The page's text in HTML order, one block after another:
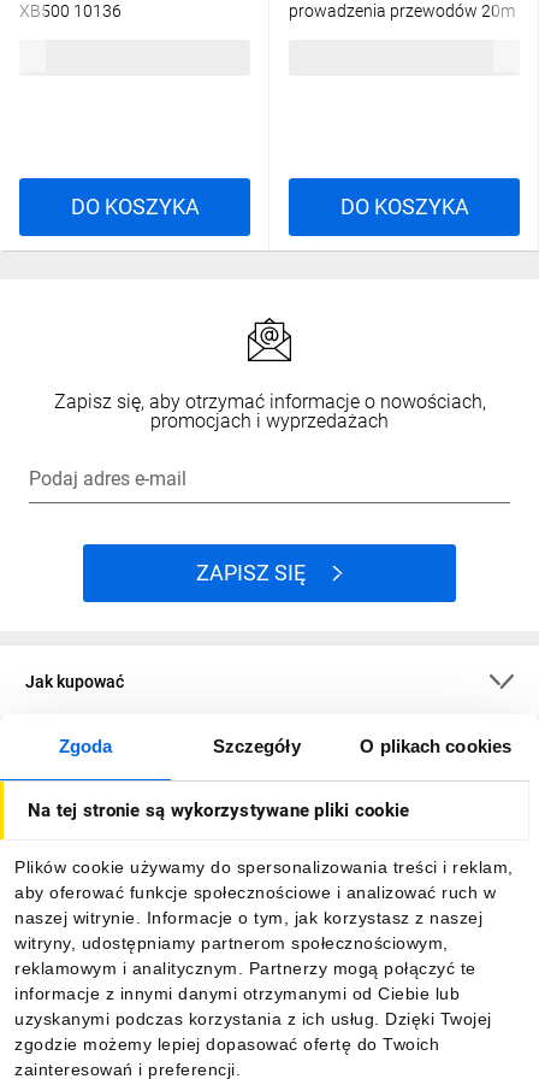
Zgoda Szczegóły O plikach cookies
Na tej stronie są wykorzystywane pliki cookie
Plików cookie używamy do spersonalizowania treści i reklam,
aby oferować funkcje społecznościowe i analizować ruch w
naszej witrynie. Informacje o tym, jak korzystasz z naszej
witryny, udostępniamy partnerom społecznościowym,
reklamowym i analitycznym. Partnerzy mogą połączyć te
informacje z innymi danymi otrzymanymi od Ciebie lub
uzyskanymi podczas korzystania z ich usług. Dzięki Twojej
zgodzie możemy lepiej dopasować ofertę do Twoich
zainteresowań i preferencji.
XB500 10136
DO KOSZYKA
prowadzenia przewodów 20m
DO KOSZYKA
Zapisz się, aby otrzymać informacje o nowościach,
promocjach i wyprzedażach
Podaj adres e-mail
ZAPISZ SIĘ
Jak kupować
O firmie
Informacje
Pobierz naszą aplikację mobilną: